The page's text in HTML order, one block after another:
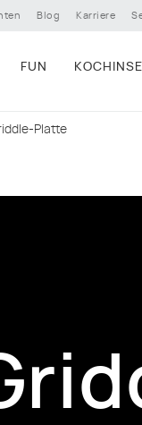
Blog Karriere
FUN
Platte